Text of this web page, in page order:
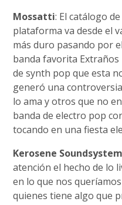
Mossatti: El catálogo
plataforma va desde el
más duro pasando por
banda favorita Extraños
de synth pop que esta
generó una
lo ama y otros que no
banda de electro pop
tocando en una fiesta
Kerosene
atención el hecho de lo
en lo que nos
quienes tiene algo que